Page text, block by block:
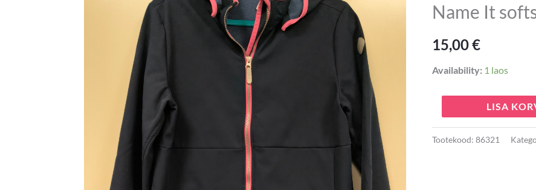
Name It
15,00€
Availability: 1 laos
164
LISA
Tootekood: 86321